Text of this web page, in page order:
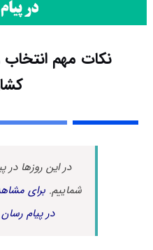
نکات مهم
در این روزها در
شماییم.برای
در پیام